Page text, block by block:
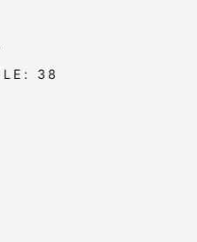
38